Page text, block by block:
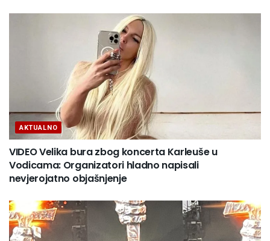
AKTUALNO
VIDEO Velika bura zbog koncerta Karleuše u
Vodicama: Organizatori hladno napisali
nevjerojatno objašnjenje